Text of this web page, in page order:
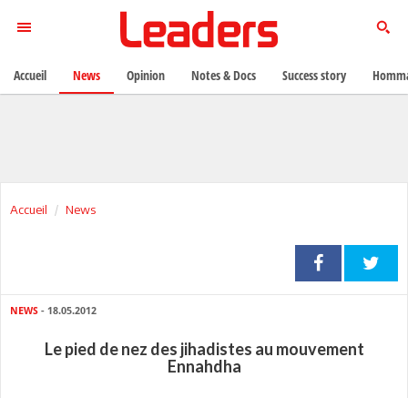
Accueil News
NEWS - 18.05.2012
Le pied de nez des jihadistes au mouvement
Ennahdha
Accueil News Opinion Notes & Docs Success story